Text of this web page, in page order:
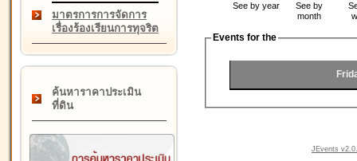
มาตรการการจัดการ
เรื่องร้องเรียนการทุจริต
ค้นหาราคาประเมิน
ที่ดิน
See by year
See by
month
Events for the
JEvents